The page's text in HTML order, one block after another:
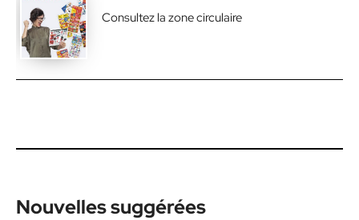
Consultez la zone circulaire
Nouvelles suggérées